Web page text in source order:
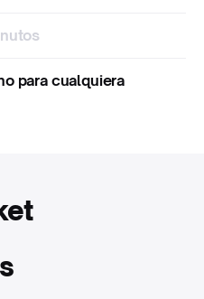
para cualquiera